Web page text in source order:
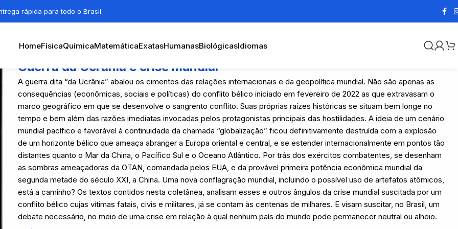
rápida para todo o Brasil.
HomeFísicaQuímicaMatemáticaExatasHumanasBiológicasIdiomas
Guerra da Ucrânia e crise mundial
A guerra dita “da Ucrânia” abalou os cimentos das relações internacionais e da geopolítica mundial. Não são apenas as
consequências (econômicas, sociais e políticas) do conflito bélico iniciado em fevereiro de 2022 as que extravasam o
marco geográfico em que se desenvolve o sangrento conflito. Suas próprias raízes históricas se situam bem longe no
tempo e bem além das razões imediatas invocadas pelos protagonistas principais das hostilidades. A ideia de um cenário
mundial pacífico e favorável à continuidade da chamada “globalização” ficou definitivamente destruída com a explosão
de um horizonte bélico que ameaça abranger a Europa oriental e central, e se estender internacionalmente em pontos tão
distantes quanto o Mar da China, o Pacífico Sul e o Oceano Atlântico. Por trás dos exércitos combatentes, se desenham
as sombras ameaçadoras da OTAN, comandada pelos EUA, e da provável primeira potência econômica mundial da
segunda metade do século XXI, a China. Uma nova conflagração mundial, incluindo o possível uso de artefatos atômicos,
está a caminho? Os textos contidos nesta coletânea, analisam esses e outros ângulos da crise mundial suscitada por um
conflito bélico cujas vítimas fatais, civis e militares, já se contam às centenas de milhares. E visam suscitar, no Brasil, um
debate necessário, no meio de uma crise em relação à qual nenhum país do mundo pode permanecer neutral ou alheio.